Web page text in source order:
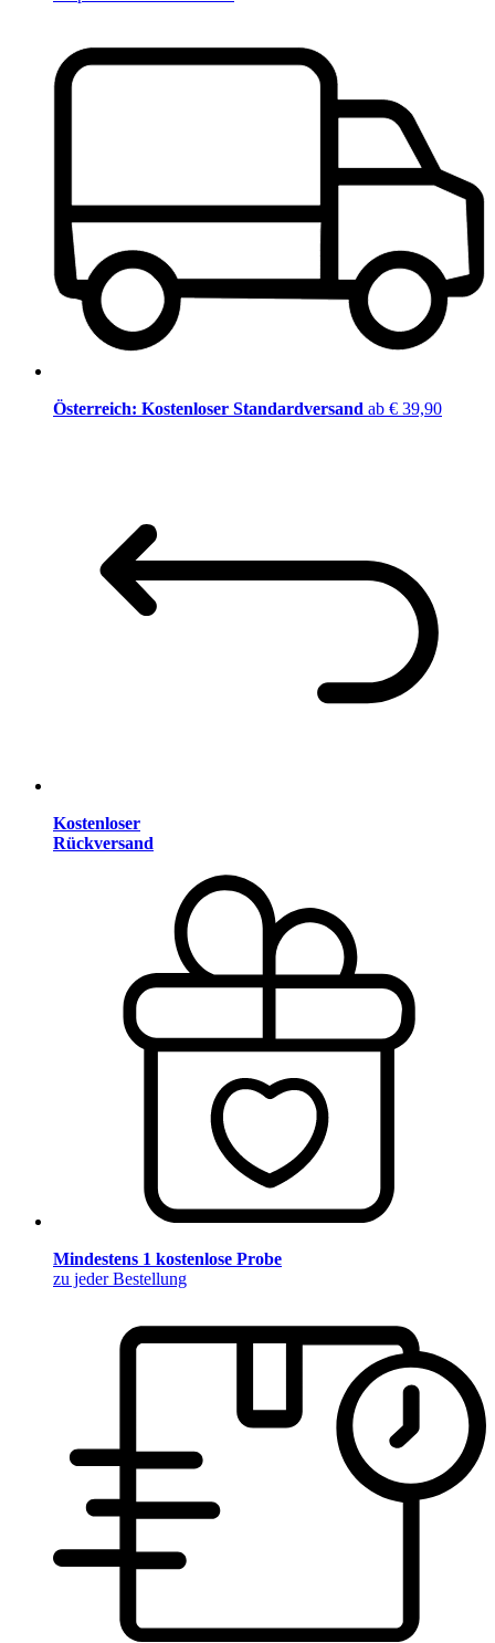
Österreich: Kostenloser Standardversand ab € 39,90
Kostenloser
Rückversand
Mindestens 1 kostenlose Probe
zu jeder Bestellung